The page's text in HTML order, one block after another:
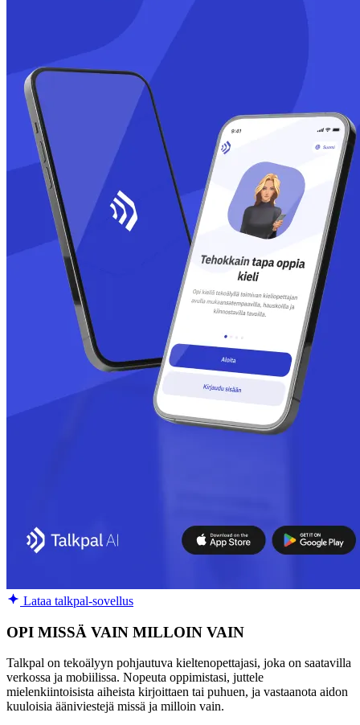
Lataa talkpal-sovellus
OPI MISSÄ VAIN MILLOIN VAIN
Talkpal on tekoälyyn pohjautuva kieltenopettajasi, joka on saatavilla
verkossa ja mobiilissa. Nopeuta oppimistasi, juttele
mielenkiintoisista aiheista kirjoittaen tai puhuen, ja vastaanota aidon
kuuloisia ääniviestejä missä ja milloin vain.